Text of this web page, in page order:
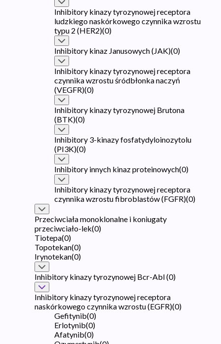
Inhibitory kinazy tyrozynowej receptora
ludzkiego naskórkowego czynnika wzrostu
typu 2 (HER2)(0)
Inhibitory kinaz Janusowych (JAK)(0)
Inhibitory kinazy tyrozynowej receptora
czynnika wzrostu śródbłonka naczyń
(VEGFR)(0)
Inhibitory kinazy tyrozynowej Brutona
(BTK)(0)
Inhibitory 3-kinazy fosfatydyloinozytolu
(PI3K)(0)
Inhibitory innych kinaz proteinowych(0)
Inhibitory kinazy tyrozynowej receptora
czynnika wzrostu fibroblastów (FGFR)(0)
Przeciwciała monoklonalne i koniugaty
przeciwciało-lek(0)
Tiotepa(0)
Topotekan(0)
Irynotekan(0)
Inhibitory kinazy tyrozynowej Bcr-Abl(0)
Inhibitory kinazy tyrozynowej receptora
naskórkowego czynnika wzrostu (EGFR)(0)
Gefitynib(0)
Erlotynib(0)
Afatynib(0)